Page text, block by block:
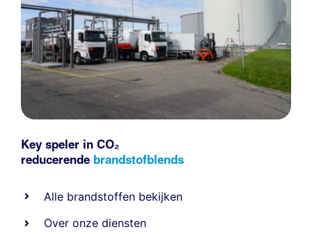
Key speler in CO₂
reducerende brandstofblends
Alle brandstoffen bekijken
Over onze diensten